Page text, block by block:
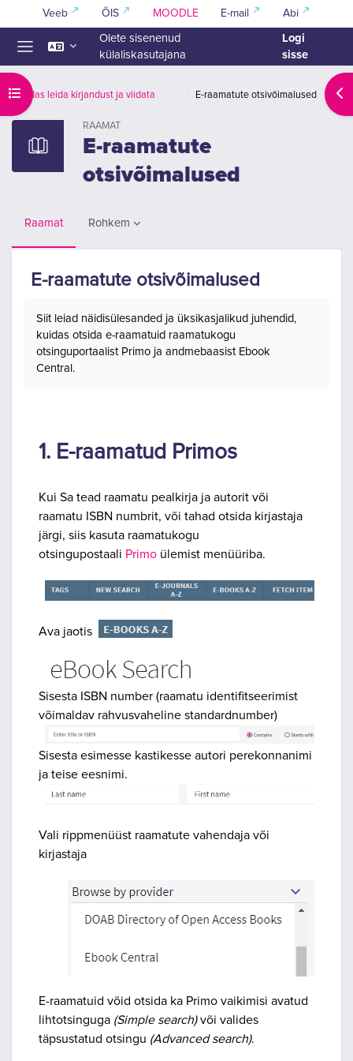
Jäta vahele peasisuni
Veeb ÕIS MOODLE E-mail Abi
Olete sisenenud
külaliskasutajana
Logi
sisse
Ava kursuse sisukord
Kuidas leida kirjandust ja viidata E-raamatute otsivõimalused
RAAMAT
E-raamatute
otsivõimalused
Raamat Rohkem
E-raamatute otsivõimalused
Siit leiad näidisülesanded ja üksikasjalikud juhendid,
kuidas otsida e-raamatuid raamatukogu
otsinguportaalist Primo ja andmebaasist Ebook
Central.
1. E-raamatud Primos
Kui Sa tead raamatu pealkirja ja autorit või
raamatu ISBN numbrit, või tahad otsida kirjastaja
järgi, siis kasuta raamatukogu
otsingupostaali Primo ülemist menüüriba.
Ava jaotis
Sisesta ISBN number (raamatu identifitseerimist
võimaldav rahvusvaheline standardnumber)
Sisesta esimesse kastikesse autori perekonnanimi
ja teise eesnimi.
Vali rippmenüüst raamatute vahendaja või
kirjastaja
E-raamatuid võid otsida ka Primo vaikimisi avatud
lihtotsinguga (Simple search)või valides
täpsustatud otsingu (Advanced search).